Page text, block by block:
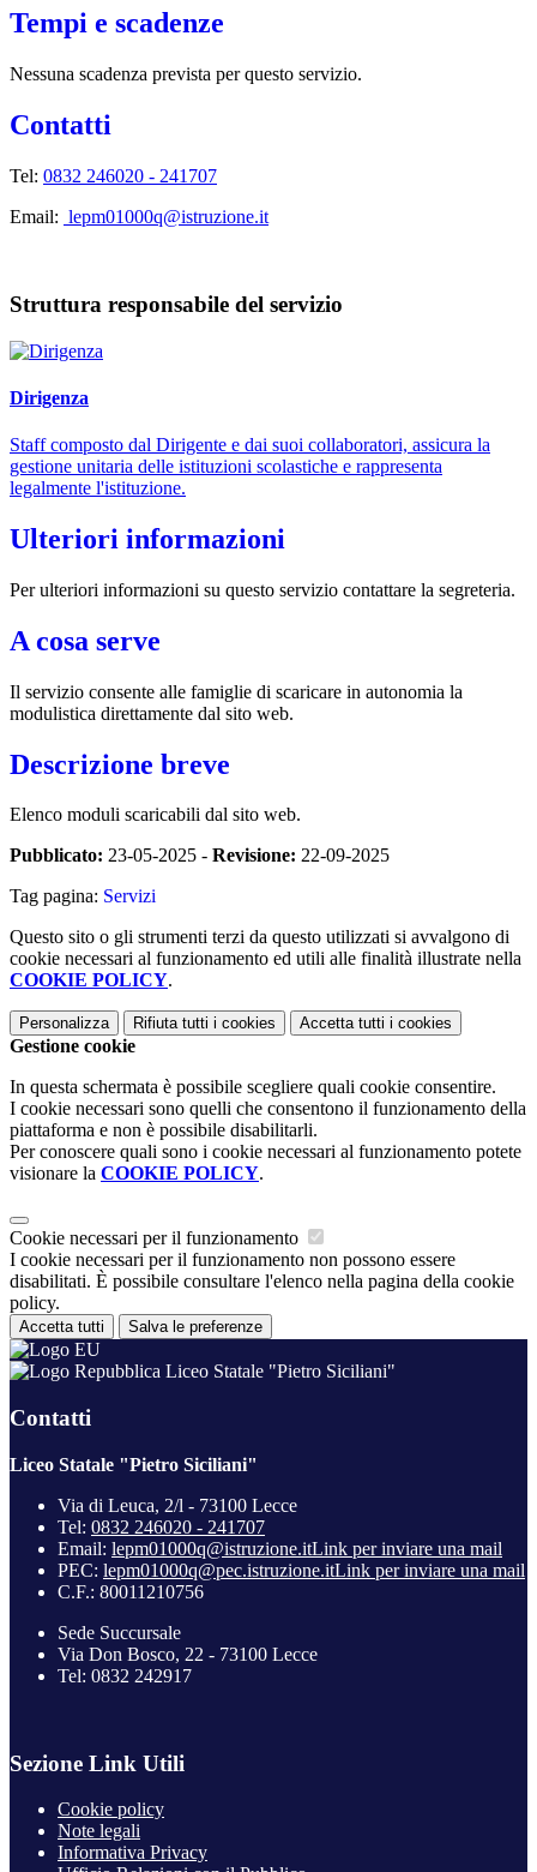
Tempi e scadenze
Nessuna scadenza prevista per questo servizio.
Contatti
Tel: 0832 246020 - 241707
Email: lepm01000q@istruzione.it
Struttura responsabile del servizio
Dirigenza
Staff composto dal Dirigente e dai suoi collaboratori, assicura la
gestione unitaria delle istituzioni scolastiche e rappresenta
legalmente l'istituzione.
Ulteriori informazioni
Per ulteriori informazioni su questo servizio contattare la segreteria.
A cosa serve
Il servizio consente alle famiglie di scaricare in autonomia la
modulistica direttamente dal sito web.
Descrizione breve
Elenco moduli scaricabili dal sito web.
Pubblicato: 23-05-2025 - Revisione: 22-09-2025
Tag pagina: Servizi
Questo sito o gli strumenti terzi da questo utilizzati si avvalgono di
cookie necessari al funzionamento ed utili alle finalità illustrate nella
COOKIE POLICY.
Personalizza Rifiuta tutti i cookies Accetta tutti i cookies
Gestione cookie
In questa schermata è possibile scegliere quali cookie consentire.
I cookie necessari sono quelli che consentono il funzionamento della
piattaforma e non è possibile disabilitarli.
Per conoscere quali sono i cookie necessari al funzionamento potete
visionare la COOKIE POLICY.
Cookie necessari per il funzionamento
I cookie necessari per il funzionamento non possono essere
disabilitati. È possibile consultare l'elenco nella pagina della cookie
policy.
Accetta tutti Salva le preferenze
Liceo Statale "Pietro Siciliani"
Contatti
Liceo Statale "Pietro Siciliani"
Via di Leuca, 2/l - 73100 Lecce
Tel: 0832 246020 - 241707
Email: lepm01000q@istruzione.itLink per inviare una mail
PEC: lepm01000q@pec.istruzione.itLink per inviare una mail
C.F.: 80011210756
Sede Succursale
Via Don Bosco, 22 - 73100 Lecce
Tel: 0832 242917
Sezione Link Utili
Cookie policy
Note legali
Informativa Privacy